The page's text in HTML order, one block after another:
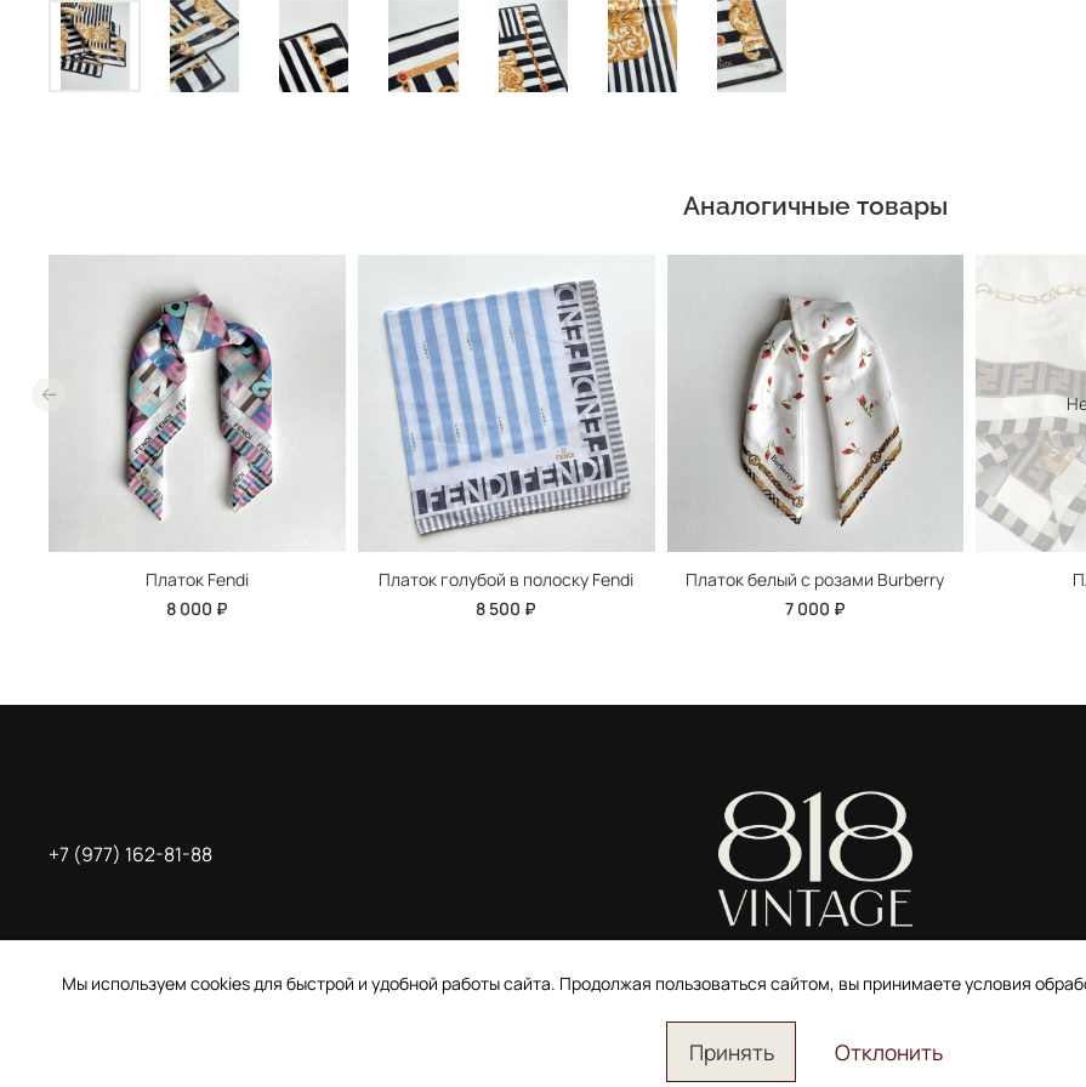
Аналогичные товары
Платок Fendi
8 000 ₽
Платок голубой в полоску Fendi
8 500 ₽
Платок белый с розами Burberry
7 000 ₽
+7 (977) 162-81-88
Пользовательское соглашение
Мы используем cookies для быстрой и удобной работы сайта. Продолжая пользоваться сайтом, вы принимаете условия
Принять Отклонить